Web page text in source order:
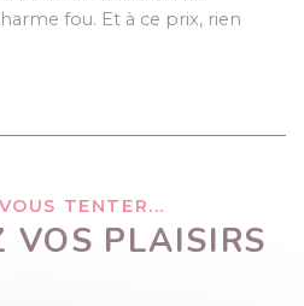
fou. Et à ce prix, rien
TENTER...
VOS PLAISIRS